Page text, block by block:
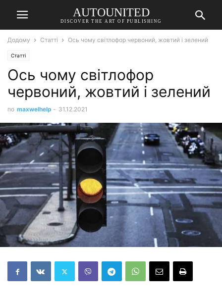
AUTOUNITED
DISCOVER THE ART OF PUBLISHING
Додому Статті Ось чому світлофор червоний, жовтий і зелений
Статті
Ось чому світлофор
червоний, жовтий і зелений
по maxwelhelp - 31.12.2021